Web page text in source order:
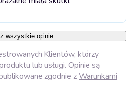
wszystkie opinie
Klientów, którzy
lub usługi. Opinie są
zgodnie zWarunkami